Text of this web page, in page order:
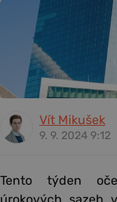
Vít Mikušek
9. 9. 2024 9:12
Tento týden